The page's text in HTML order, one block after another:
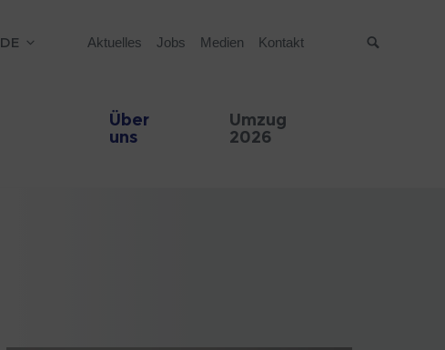
DE Aktuelles Jobs Medien Kontakt
Über
uns
Umzug
2026